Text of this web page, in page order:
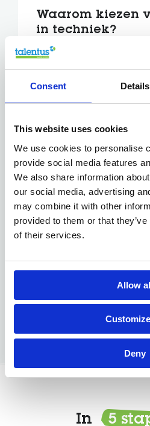
Consent Details
This website uses cookies
We use cookies to personalise
provide social media features
We also share information
our social media, advertising
may combine it with other
provided to them or that
of their services.
Allow
Customize
Deny
Waarom kiezen
in techniek?
Sterke verloning en
Veel variatie: geen dag is
Jouw talent is
dan je diploma
Niet elk technisch talent
opleiding nodig. Veel
bij en investeren in
Talentus
Wij kennen de sector,
de job die past bij jouw
Bekijk hier alle technische
In
5